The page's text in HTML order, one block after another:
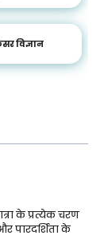
विज्ञान
के प्रत्येक चरण
पारदर्शिता के